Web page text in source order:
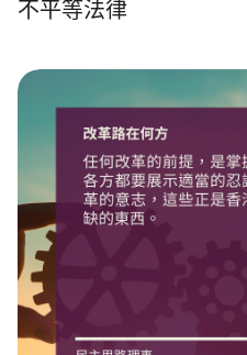
不平等法律